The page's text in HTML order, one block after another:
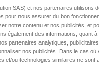
SAS) et nos partenaires utilisons
pour nous assurer du bon
notre contenu et nos publicités, et
également des informations, quant
partenaires analytiques,
nos publicités. Dans le cas où
et/ou technologies similaires ne sont